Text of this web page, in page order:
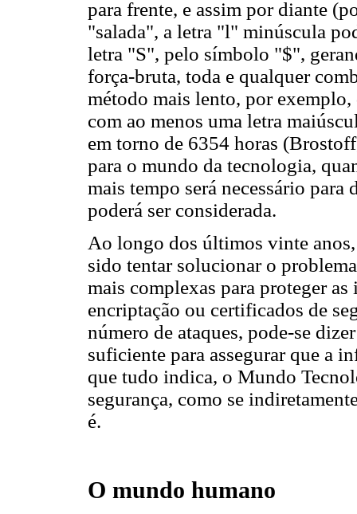
para frente, e assim por diante
"salada", a letra "l" minúscula
letra "S", pelo símbolo "$",
força-bruta, toda e qualquer
método mais lento, por exemplo,
com ao menos uma letra
em torno de 6354 horas
para o mundo da tecnologia,
mais tempo será necessário
poderá ser considerada.
Ao longo dos últimos vinte
sido tentar solucionar o
mais complexas para proteger
encriptação ou certificados de
número de ataques, pode-se
suficiente para assegurar que a
que tudo indica, o Mundo
segurança, como se
é.
O mundo humano